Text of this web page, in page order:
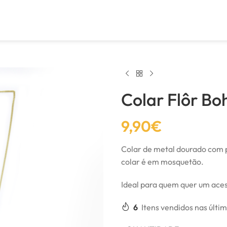
Colar Flôr
9,90€
Colar de metal dourado
colar é em mosquetão.
Ideal para quem quer um
6 Itens vendidos nas